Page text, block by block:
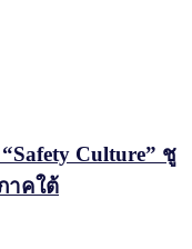
Culture” ชู
าคใต้